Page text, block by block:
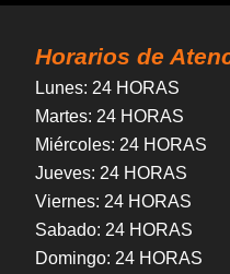
Horarios de
Lunes: 24 HORAS
Martes: 24 HORAS
Miércoles: 24 HORAS
Jueves: 24 HORAS
Viernes: 24 HORAS
Sabado: 24 HORAS
Domingo: 24 HORAS